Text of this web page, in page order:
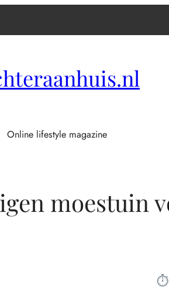
Online lifestyle magazine
moestuin
⏱︎